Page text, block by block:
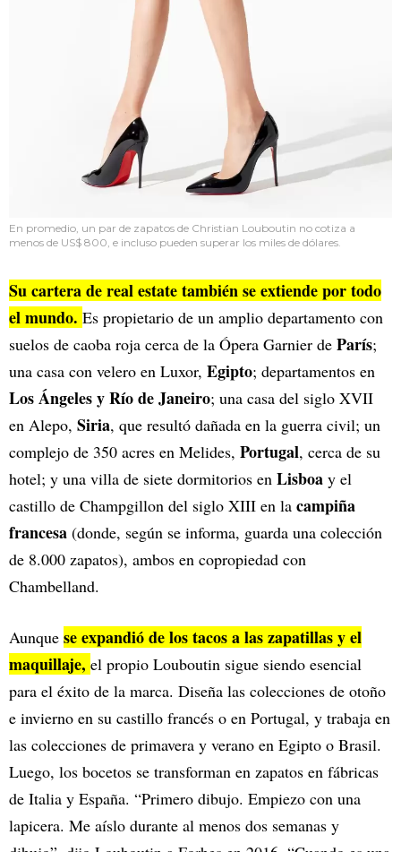
En promedio, un par de zapatos de Christian Louboutin no cotiza a
menos de US$ 800, e incluso pueden superar los miles de dólares.
Su cartera de real estate también se extiende por todo
el mundo. Es propietario de un amplio departamento con
suelos de caoba roja cerca de la Ópera Garnier de París;
una casa con velero en Luxor, Egipto; departamentos en
Los Ángeles y Río de Janeiro; una casa del siglo XVII
en Alepo, Siria, que resultó dañada en la guerra civil; un
complejo de 350 acres en Melides, Portugal, cerca de su
hotel; y una villa de siete dormitorios en Lisboa y el
castillo de Champgillon del siglo XIII en la campiña
francesa (donde, según se informa, guarda una colección
de 8.000 zapatos), ambos en copropiedad con
Chambelland.
Aunque se expandió de los tacos a las zapatillas y el
maquillaje, el propio Louboutin sigue siendo esencial
para el éxito de la marca. Diseña las colecciones de otoño
e invierno en su castillo francés o en Portugal, y trabaja en
las colecciones de primavera y verano en Egipto o Brasil.
Luego, los bocetos se transforman en zapatos en fábricas
de Italia y España. “Primero dibujo. Empiezo con una
lapicera. Me aíslo durante al menos dos semanas y